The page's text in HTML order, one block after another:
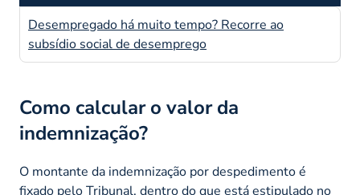
Desempregado há muito tempo? Recorre ao
subsídio social de desemprego
Como calcular o valor da
indemnização?
O montante da indemnização por despedimento é
fixado pelo Tribunal, dentro do que está estipulado no